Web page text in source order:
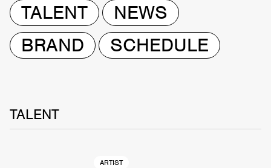
TALENT
NEWS
BRAND
SCHEDULE
TALENT
ARTIST